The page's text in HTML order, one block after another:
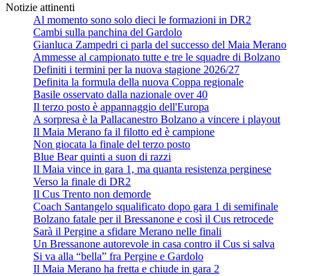
Notizie attinenti
Al momento sono solo dieci le formazioni in DR2
Cambi sulla panchina del Gardolo
Gianluca Zampedri ci parla del successo del Maia Merano
Ammesse al campionato tutte e tre le squadre di Bolzano
Definiti i termini per la nuova stagione 2026/27
Definita la formula della nuova Coppa regionale
Basile osservato dalla nazionale over 40
Il terzo posto è appannaggio dell'Europa
A sorpresa è la Pallacanestro Bolzano a vincere i playout
Il Maia Merano fa il filotto ed è campione
Non giocata la finale del terzo posto
Blue Bear quinti a suon di razzi
Il Maia vince in gara 1, ma quanta resistenza perginese
Verso la finale di DR2
Il Cus Trento non demorde
Coach Santangelo squalificato dopo gara 1 di semifinale
Bolzano fatale per il Bressanone e così il Cus retrocede
Sarà il Pergine a sfidare Merano nelle finali
Un Bressanone autorevole in casa contro il Cus si salva
Si va alla “bella” fra Pergine e Gardolo
Il Maia Merano ha fretta e chiude in gara 2